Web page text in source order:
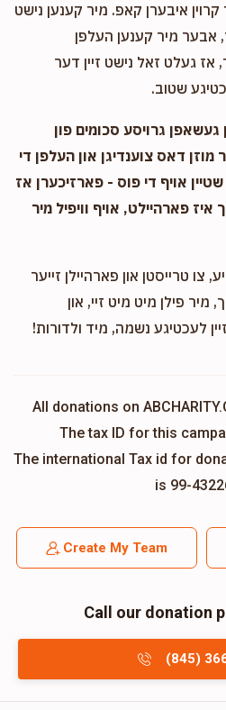
איבערן קאפ. מיר קענען נישט
אבער מיר קענען העלפן
אז געלט זאל נישט זיין דער
שטוב.
גרויסע סכומים פון
מוזן דאס צוענדיגן און העלפן די
אויף די פוס - פארזיכערן אז
פארהיילט, אויף וויפיל מיר
צו טרייסטן און פארהיילן זייער
מיר פילן מיט מיט זיי, און
לעכטיגע נשמה, מיד ולדורות!
All donations on
The tax ID for this
The international Tax id for
is 99-
Create My Team
Call our donation
(845)